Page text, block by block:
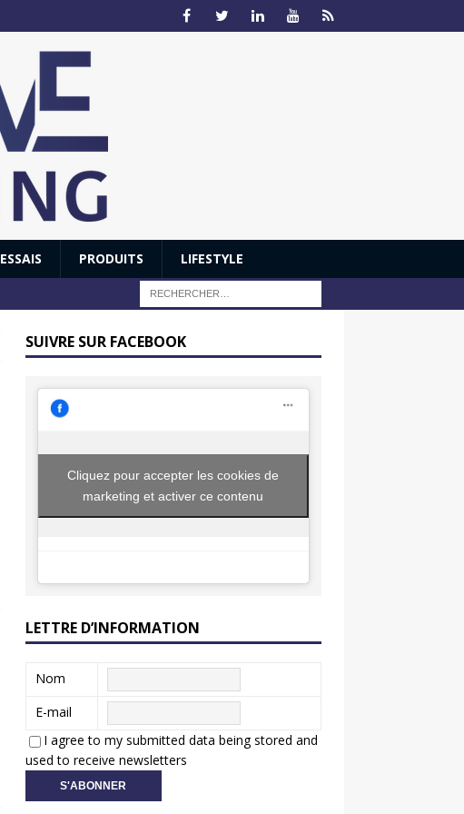
ESSAIS PRODUITS LIFESTYLE
SUIVRE SUR FACEBOOK
Cliquez pour accepter les cookies de
marketing et activer ce contenu
LETTRE D’INFORMATION
Nom
E-mail
I agree to my submitted data being stored and
used to receive newsletters